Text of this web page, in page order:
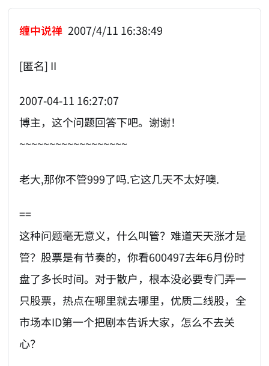
缠中说禅 2007/4/11 16:38:49
[匿名] II
2007-04-11 16:27:07
博主，这个问题回答下吧。谢谢！
~~~~~~~~~~~~~~~~~~
老大,那你不管999了吗.它这几天不太好噢.
==
这种问题毫无意义，什么叫管？难道天天涨才是
管？股票是有节奏的，你看600497去年6月份时
盘了多长时间。对于散户，根本没必要专门弄一
只股票，热点在哪里就去哪里，优质二线股，全
市场本ID第一个把剧本告诉大家，怎么不去关
心？